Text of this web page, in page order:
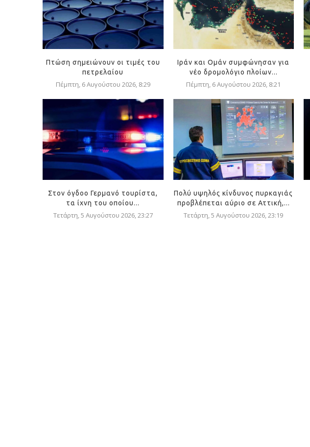
Πτώση σημειώνουν οι τιμές του
πετρελαίου
Πέμπτη, 6 Αυγούστου 2026, 8:29
Ιράν και Ομάν συμφώνησαν για
νέο δρομολόγιο πλοίων...
Πέμπτη, 6 Αυγούστου 2026, 8:21
Στον όγδοο Γερμανό τουρίστα,
τα ίχνη του οποίου...
Τετάρτη, 5 Αυγούστου 2026, 23:27
Πολύ υψηλός κίνδυνος πυρκαγιάς
προβλέπεται αύριο σε Αττική,...
Τετάρτη, 5 Αυγούστου 2026, 23:19